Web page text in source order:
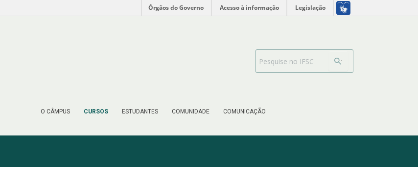
Órgãos do Governo Acesso à informação Legislação
O CÂMPUS CURSOS ESTUDANTES COMUNIDADE COMUNICAÇÃO
Barra de busca